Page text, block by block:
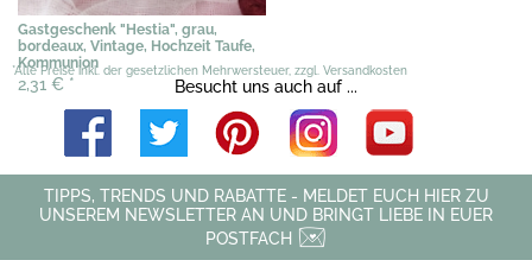
Gastgeschenk "Hestia", grau,
bordeaux, Vintage, Hochzeit Taufe,
Kommunion
2,31 € *
*Alle Preise inkl. der gesetzlichen Mehrwersteuer, zzgl. Versandkosten
Besucht uns auch auf ...
TIPPS, TRENDS UND RABATTE - MELDET EUCH HIER ZU
UNSEREM NEWSLETTER AN UND BRINGT LIEBE IN EUER
POSTFACH